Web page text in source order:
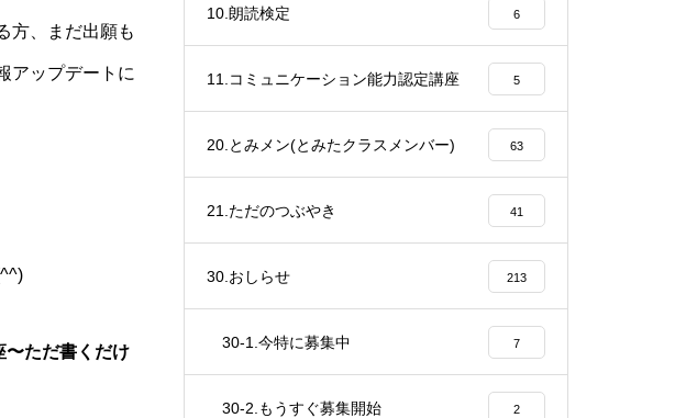
方、まだ出願も
アップデートに
〜ただ書くだけ
10.朗読検定 6
11.コミュニケーション能力認定講座 5
20.とみメン(とみたクラスメンバー) 63
21.ただのつぶやき 41
30.おしらせ 213
30-1.今特に募集中 7
30-2.もうすぐ募集開始 2